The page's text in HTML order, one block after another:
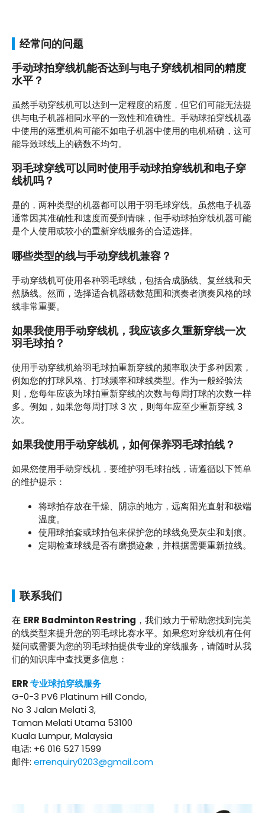
经常问的问题
手动球拍穿线机能否达到与电子穿线机相同的精度
水平？
虽然手动穿线机可以达到一定程度的精度，但它们可能无法提
供与电子机器相同水平的一致性和准确性。手动球拍穿线机器
中使用的落重机构可能不如电子机器中使用的电机精确，这可
能导致球线上的磅数不均匀。
羽毛球穿线可以同时使用手动球拍穿线机和电子穿
线机吗？
是的，两种类型的机器都可以用于羽毛球穿线。虽然电子机器
通常因其准确性和速度而受到青睐，但手动球拍穿线机器可能
是个人使用或较小的重新穿线服务的合适选择。
哪些类型的线与手动穿线机兼容？
手动穿线机可使用各种羽毛球线，包括合成肠线、复丝线和天
然肠线。然而，选择适合机器磅数范围和演奏者演奏风格的球
线非常重要。
如果我使用手动穿线机，我应该多久重新穿线一次
羽毛球拍？
使用手动穿线机给羽毛球拍重新穿线的频率取决于多种因素，
例如您的打球风格、打球频率和球线类型。作为一般经验法
则，您每年应该为球拍重新穿线的次数与每周打球的次数一样
多。例如，如果您每周打球 3 次，则每年应至少重新穿线 3
次。
如果我使用手动穿线机，如何保养羽毛球拍线？
如果您使用手动穿线机，要维护羽毛球拍线，请遵循以下简单
的维护提示：
将球拍存放在干燥、阴凉的地方，远离阳光直射和极端
温度。
使用球拍套或球拍包来保护您的球线免受灰尘和划痕。
定期检查球线是否有磨损迹象，并根据需要重新拉线。
联系我们
在 ERR Badminton Restring ，我们致力于帮助您找到完美
的线类型来提升您的羽毛球比赛水平。如果您对穿线机有任何
疑问或需要为您的羽毛球拍提供专业的穿线服务，请随时从我
们的知识库中查找更多信息：
ERR专业球拍穿线服务
G-0-3 PV6 Platinum Hill Condo,
No 3 Jalan Melati 3,
Taman Melati Utama 53100
Kuala Lumpur, Malaysia
电话: +6 016 527 1599
邮件: errenquiry0203@gmail.com